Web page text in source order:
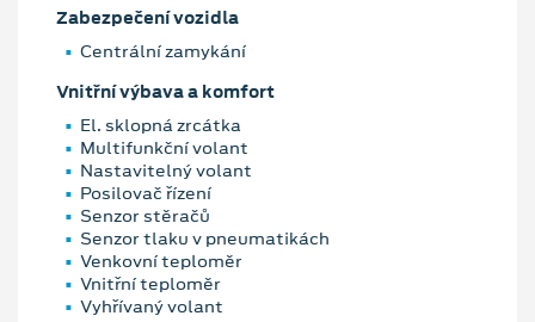
Zabezpečení vozidla
Centrální zamykání
Vnitřní výbava a komfort
El. sklopná zrcátka
Multifunkční volant
Nastavitelný volant
Posilovač řízení
Senzor stěračů
Senzor tlaku v pneumatikách
Venkovní teploměr
Vnitřní teploměr
Vyhřívaný volant